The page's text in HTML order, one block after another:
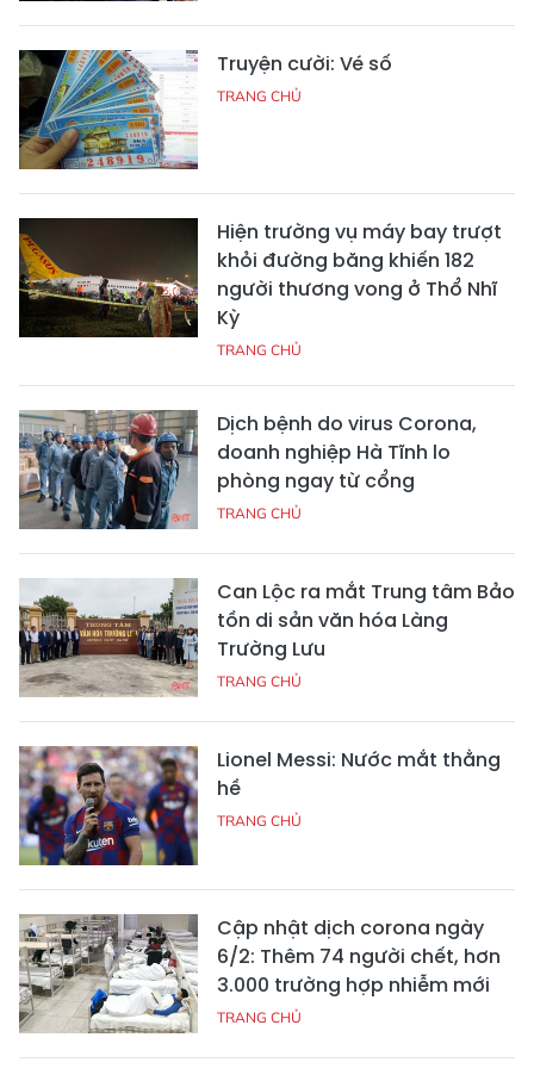
Truyện cười: Vé số
TRANG CHỦ
Hiện trường vụ máy bay trượt
khỏi đường băng khiến 182
người thương vong ở Thổ Nhĩ
Kỳ
TRANG CHỦ
Dịch bệnh do virus Corona,
doanh nghiệp Hà Tĩnh lo
phòng ngay từ cổng
TRANG CHỦ
Can Lộc ra mắt Trung tâm Bảo
tồn di sản văn hóa Làng
Trường Lưu
TRANG CHỦ
Lionel Messi: Nước mắt thằng
hề
TRANG CHỦ
Cập nhật dịch corona ngày
6/2: Thêm 74 người chết, hơn
3.000 trường hợp nhiễm mới
TRANG CHỦ